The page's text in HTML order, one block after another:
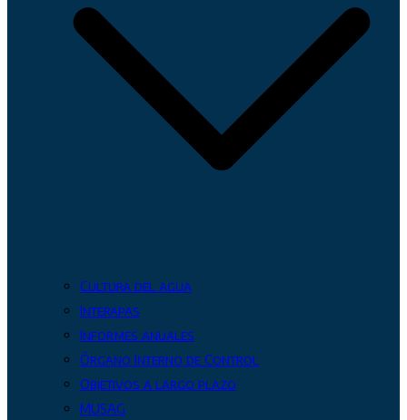
Cultura del agua
Interapas
Informes anuales
Órgano Interno de Control
Objetivos a largo plazo
MUSAG